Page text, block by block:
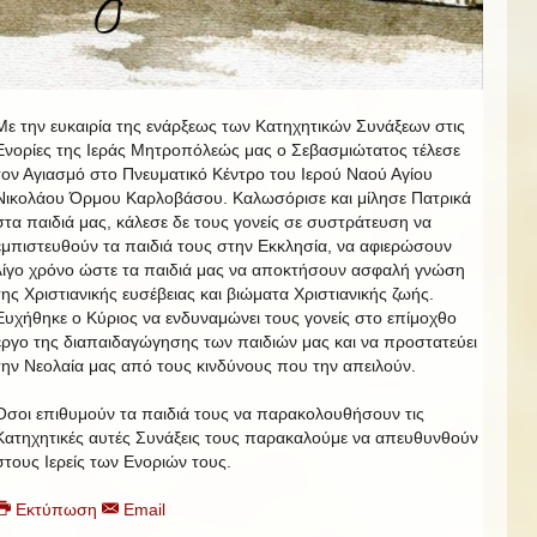
την ευκαιρία της ενάρξεως των Κατηχητικών Συνάξεων στις
της Ιεράς Μητροπόλεώς μας ο Σεβασμιώτατος τέλεσε
Αγιασμό στο Πνευματικό Κέντρο του Ιερού Ναού Αγίου
Όρμου Καρλοβάσου. Καλωσόρισε και μίλησε Πατρικά
παιδιά μας, κάλεσε δε τους γονείς σε συστράτευση να
τα παιδιά τους στην Εκκλησία, να αφιερώσουν
χρόνο ώστε τα παιδιά μας να αποκτήσουν ασφαλή γνώση
Χριστιανικής ευσέβειας και βιώματα Χριστιανικής ζωής.
ο Κύριος να ενδυναμώνει τους γονείς στο επίμοχθο
της διαπαιδαγώγησης των παιδιών μας και να προστατεύει
Νεολαία μας από τους κινδύνους που την απειλούν.
επιθυμούν τα παιδιά τους να παρακολουθήσουν τις
αυτές Συνάξεις τους παρακαλούμε να απευθυνθούν
Ιερείς των Ενοριών τους.
Εκτύπωση Email